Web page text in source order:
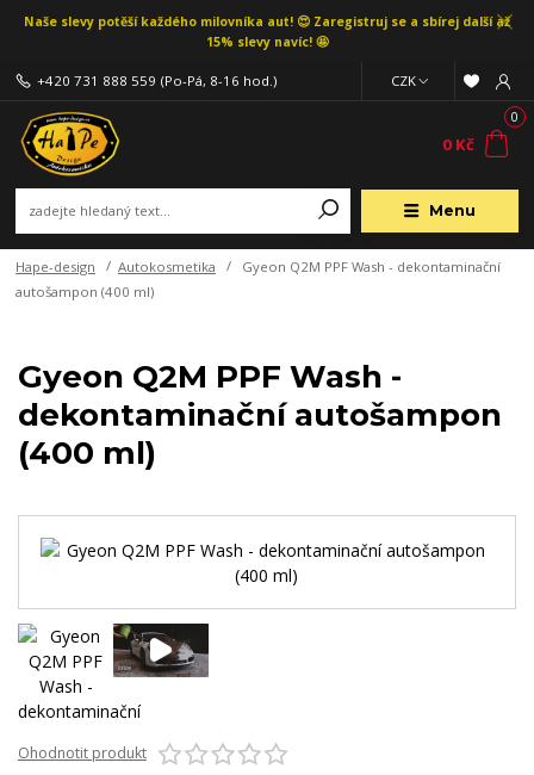
Naše slevy potěší každého milovníka aut! 😍 Zaregistruj se a sbírej další až
15% slevy navíc! 🤩
Menu
CZK
+420 731 888 559 (Po-Pá, 8-16 hod.)
0
0 Kč
Hape-design Autokosmetika
Gyeon Q2M PPF Wash - dekontaminační
autošampon (400 ml)
Gyeon Q2M PPF Wash -
dekontaminační autošampon
(400 ml)
Ohodnotit produkt